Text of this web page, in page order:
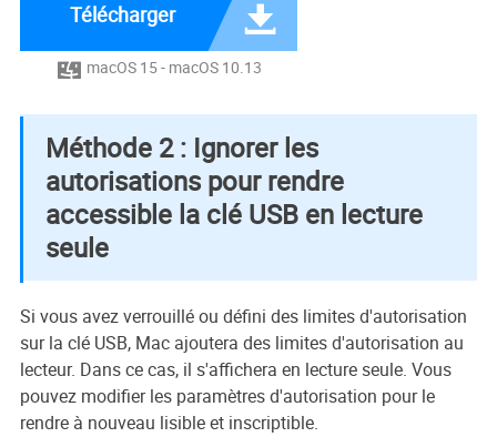
Télécharger 
 macOS 15 - macOS 10.13
Méthode 2 : Ignorer les
autorisations pour rendre
accessible la clé USB en lecture
seule
Si vous avez verrouillé ou défini des limites d'autorisation
sur la clé USB, Mac ajoutera des limites d'autorisation au
lecteur. Dans ce cas, il s'affichera en lecture seule. Vous
pouvez modifier les paramètres d'autorisation pour le
rendre à nouveau lisible et inscriptible.